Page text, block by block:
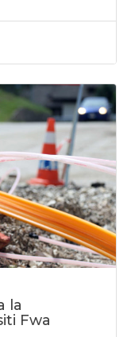
la
Fwa